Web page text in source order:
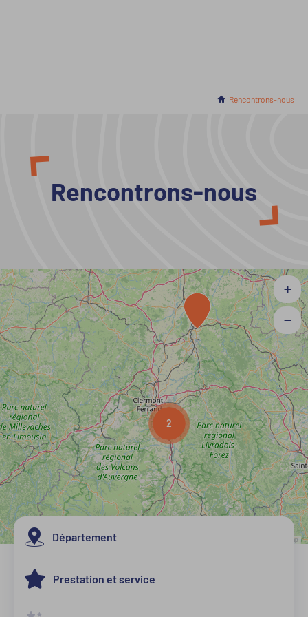
Accueil
En cours :
Rencontrons-nous
Rencontrons-nous
2
+
−
OpenStreetMap
Département
Allier
Cantal
Prestation et service